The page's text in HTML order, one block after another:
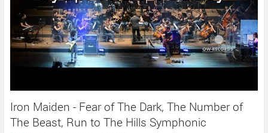
Iron Maiden - Fear of The Dark, The Number of
The Beast, Run to The Hills Symphonic